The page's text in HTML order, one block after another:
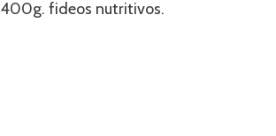
400g. fideos nutritivos.